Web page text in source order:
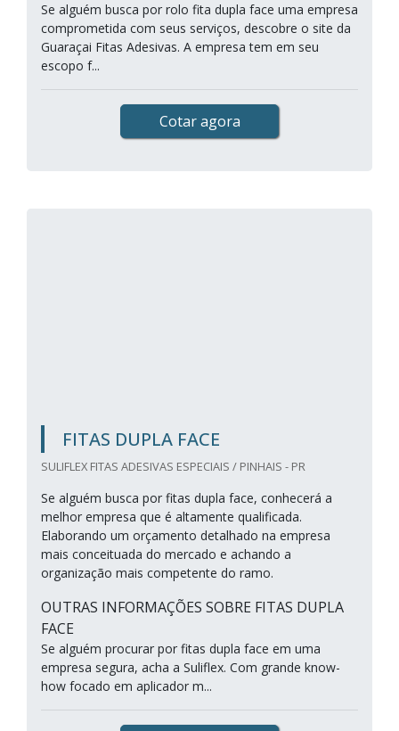
Se alguém busca por rolo fita dupla face uma empresa
comprometida com seus serviços, descobre o site da
Guaraçai Fitas Adesivas. A empresa tem em seu
escopo f...
Cotar agora
FITAS DUPLA FACE
SULIFLEX FITAS ADESIVAS ESPECIAIS / PINHAIS - PR
Se alguém busca por fitas dupla face, conhecerá a
melhor empresa que é altamente qualificada.
Elaborando um orçamento detalhado na empresa
mais conceituada do mercado e achando a
organização mais competente do ramo.
OUTRAS INFORMAÇÕES SOBRE FITAS DUPLA
FACE
Se alguém procurar por fitas dupla face em uma
empresa segura, acha a Suliflex. Com grande know-
how focado em aplicador m...